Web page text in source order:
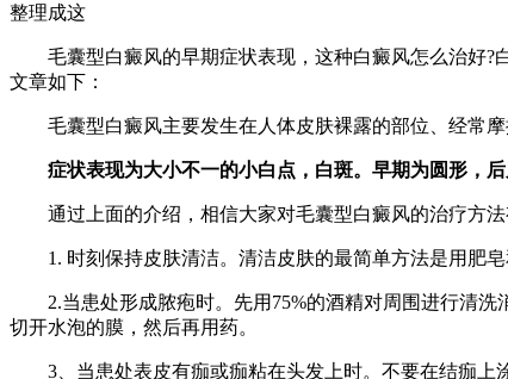
整理成这
毛囊型白癜风的早期症状表现，这种白癜风怎么治好?
文章如下：
毛囊型白癜风主要发生在人体皮肤裸露的部位、经常摩
症状表现为大小不一的小白点，白斑。早期为圆形，后
通过上面的介绍，相信大家对毛囊型白癜风的治疗方法
1. 时刻保持皮肤清洁。清洁皮肤的最简单方法是用肥皂
2.当患处形成脓疱时。先用75%的酒精对周围进行清洗
切开水泡的膜，然后再用药。
3、当患处表皮有痂或痂粘在头发上时。不要在结痂上